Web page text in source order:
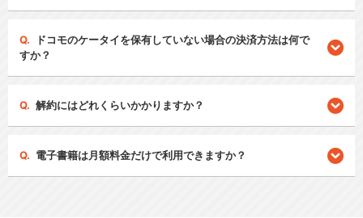
ドコモのケータイを保有していない場合の決済方法は何で
すか？
解約にはどれくらいかかりますか？
電子書籍は月額料金だけで利用できますか？